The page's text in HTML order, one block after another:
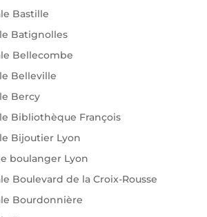
Bastille
Batignolles
Bellecombe
Belleville
Bercy
Bibliothèque François
Bijoutier Lyon
boulanger Lyon
Boulevard de la Croix-Rousse
Bourdonnière